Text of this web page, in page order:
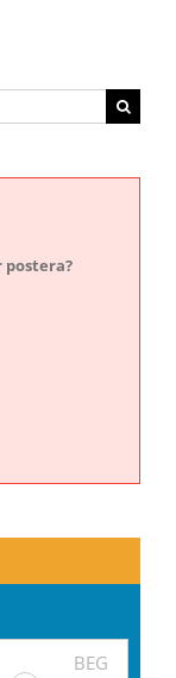
postera?
BEG